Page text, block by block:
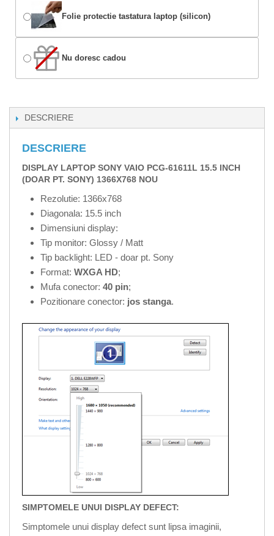
Folie protectie tastatura laptop (silicon)
Nu doresc cadou
DESCRIERE
DESCRIERE
DISPLAY LAPTOP SONY VAIO PCG-61611L 15.5 INCH
(DOAR PT. SONY) 1366X768 NOU
Rezolutie: 1366x768
Diagonala: 15.5 inch
Dimensiuni display:
Tip monitor: Glossy / Matt
Tip backlight: LED - doar pt. Sony
Format: WXGA HD;
Mufa conector: 40 pin;
Pozitionare conector: jos stanga.
SIMPTOMELE UNUI DISPLAY DEFECT:
Simptomele unui display defect sunt lipsa imaginii,